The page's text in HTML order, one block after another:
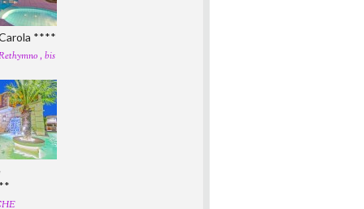
****
, bis